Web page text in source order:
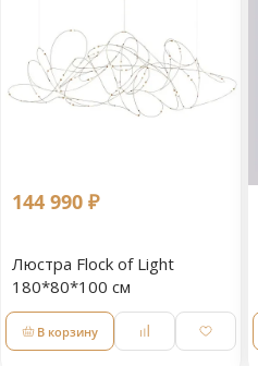
144 990 ₽
Люстра Flock of Light
180*80*100 см
В корзину